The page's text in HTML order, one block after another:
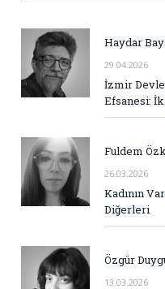
Haydar
29.04.2026
İzmir
Efsanesi:
Fuldem
26.03.2026
Kadının
Diğerleri
Özgür
13.03.2026